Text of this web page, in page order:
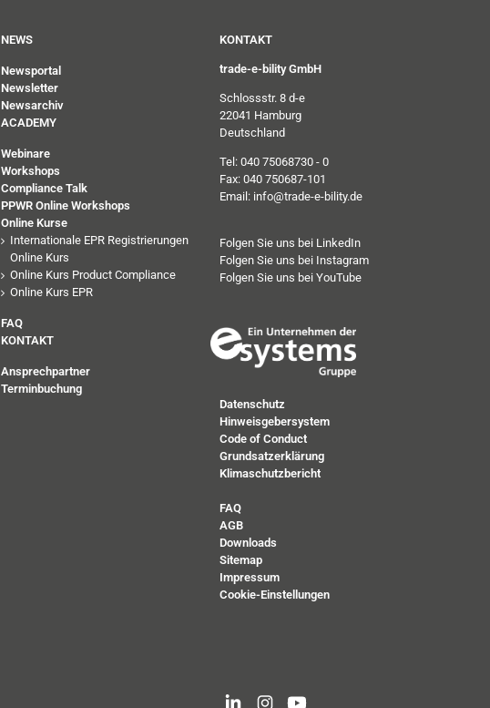
NEWS
Newsportal
Newsletter
Newsarchiv
ACADEMY
Webinare
Workshops
Compliance Talk
PPWR Online Workshops
Online Kurse
Internationale EPR Registrierungen
Online Kurs
Online Kurs Product Compliance
Online Kurs EPR
FAQ
KONTAKT
Ansprechpartner
Terminbuchung
KONTAKT
trade-e-bility GmbH
Schlossstr. 8 d-e
22041 Hamburg
Deutschland
Tel: 040 75068730 - 0
Fax: 040 750687-101
Email: info@trade-e-bility.de
Folgen Sie uns bei LinkedIn
Folgen Sie uns bei Instagram
Folgen Sie uns bei YouTube
Datenschutz
Hinweisgebersystem
Code of Conduct
Grundsatzerklärung
Klimaschutzbericht
FAQ
AGB
Downloads
Sitemap
Impressum
Cookie-Einstellungen